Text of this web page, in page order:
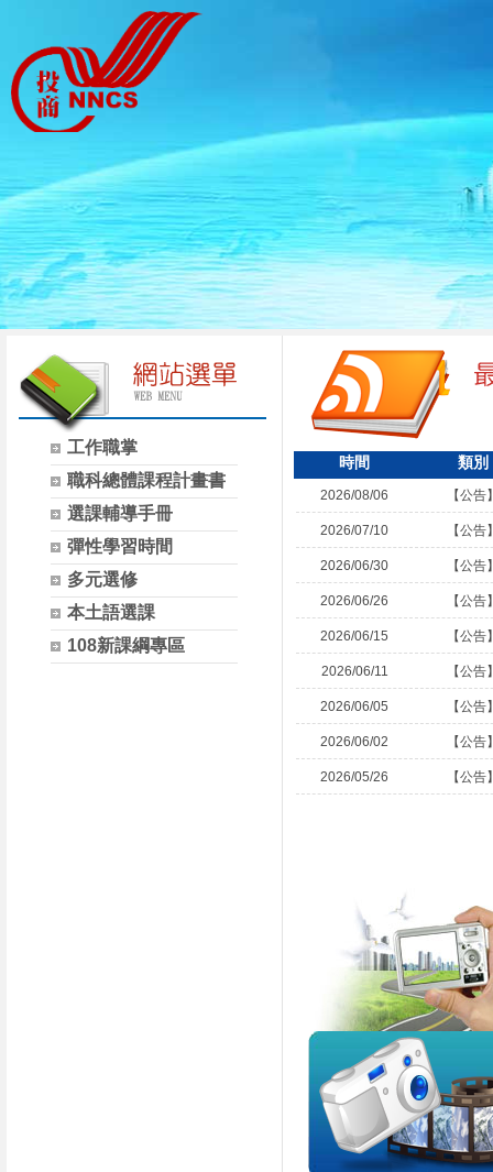
工作職掌
職科總體課程計畫書
選課輔導手冊
彈性學習時間
多元選修
本土語選課
108新課綱專區
時間 類別
2026/08/06 【公告
2026/07/10 【公告
2026/06/30 【公告
2026/06/26 【公告
2026/06/15 【公告
2026/06/11 【公告
2026/06/05 【公告
2026/06/02 【公告
2026/05/26 【公告